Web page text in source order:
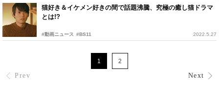
猫好き＆イケメン好きの間で話題沸騰、究極の癒し猫ドラマ
とは!?
#動画ニュース #BS11 2022.5.27
Prev
1 2
Next